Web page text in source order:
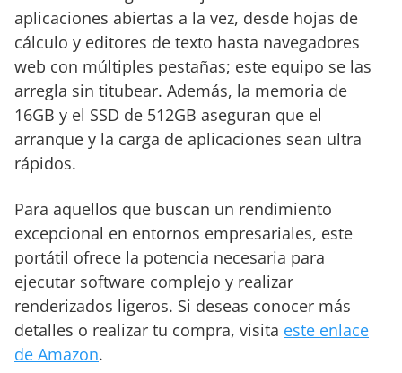
aplicaciones abiertas a la vez, desde hojas de
cálculo y editores de texto hasta navegadores
web con múltiples pestañas; este equipo se las
arregla sin titubear. Además, la memoria de
16GB y el SSD de 512GB aseguran que el
arranque y la carga de aplicaciones sean ultra
rápidos.
Para aquellos que buscan un rendimiento
excepcional en entornos empresariales, este
portátil ofrece la potencia necesaria para
ejecutar software complejo y realizar
renderizados ligeros. Si deseas conocer más
detalles o realizar tu compra, visita este enlace
de Amazon.